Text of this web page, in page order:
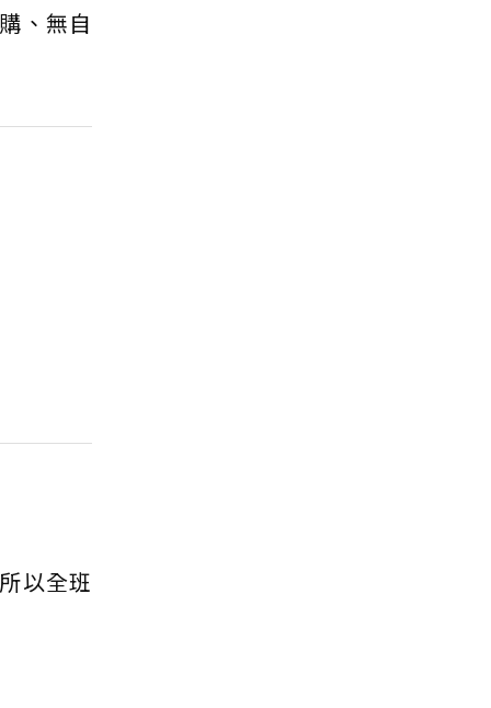
、無自
以全班